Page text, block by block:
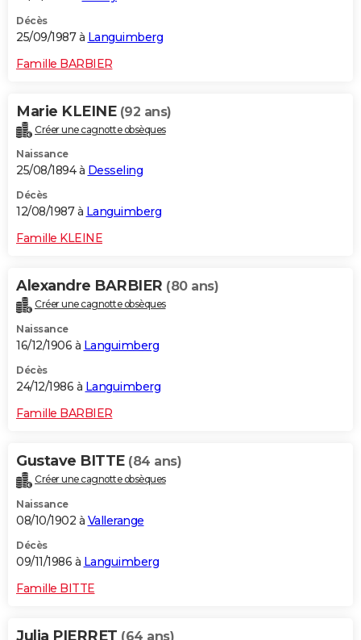
Décès
25/09/1987 à Languimberg
Famille BARBIER
Marie KLEINE (92 ans)
Créer une cagnotte obsèques
Naissance
25/08/1894 à Desseling
Décès
12/08/1987 à Languimberg
Famille KLEINE
Alexandre BARBIER (80 ans)
Créer une cagnotte obsèques
Naissance
16/12/1906 à Languimberg
Décès
24/12/1986 à Languimberg
Famille BARBIER
Gustave BITTE (84 ans)
Créer une cagnotte obsèques
Naissance
08/10/1902 à Vallerange
Décès
09/11/1986 à Languimberg
Famille BITTE
Julia PIERRET (64 ans)